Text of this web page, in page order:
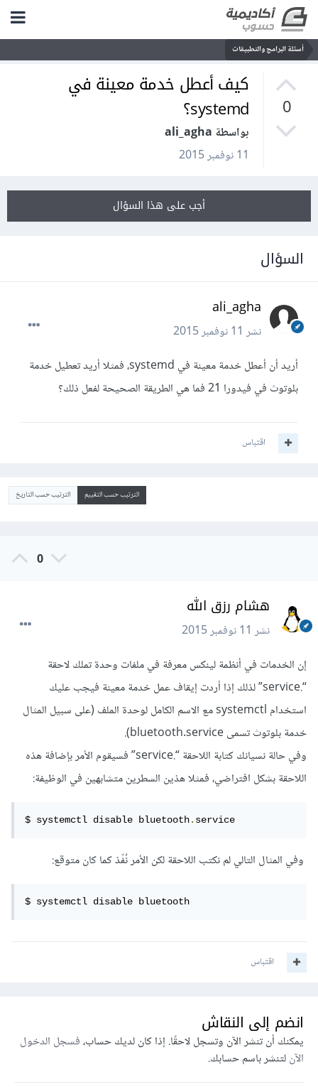
أسئلة البرامج والتطبيقات
0
كيف أعطل خدمة معينة في
systemd؟
بواسطة ali_agha
11 نوفمبر 2015
أجب على هذا السؤال
السؤال
ali_agha
نشر11 نوفمبر 2015
أريد أن أعطل خدمة معينة في systemd، فمثلا أريد تعطيل خدمة
بلوتوث في فيدورا 21 فما هي الطريقة الصحيحة لفعل ذلك؟
اقتباس
الترتيب حسب التقييم الترتيب حسب التاريخ
0
هشام رزق الله
نشر11 نوفمبر 2015
إن الخدمات في أنظمة لينكس معرفة في ملفات وحدة تملك لاحقة
“.service” لذلك إذا أردت إيقاف عمل خدمة معينة فيجب عليك
استخدام systemctl مع الاسم الكامل لوحدة الملف (على سبيل المثال
خدمة بلوتوث تسمى bluetooth.service).
وفي حالة نسيانك كتابة اللاحقة “.service” فسيقوم الأمر بإضافة هذه
اللاحقة بشكل افتراضي، فمثلا هذين السطرين متشابهين في الوظيفة:
$ systemctl disable bluetooth.service
وفي المثال التالي لم نكتب اللاحقة لكن الأمر نُفّذ كما كان متوقع:
$ systemctl disable bluetooth
اقتباس
انضم إلى النقاش
يمكنك أن تنشر الآن وتسجل لاحقًا. إذا كان لديك حساب،فسجل الدخول
الآنلتنشر باسم حسابك.